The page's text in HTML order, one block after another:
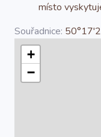
Mapy
O projektu
místo
Souřadnice:
+
−